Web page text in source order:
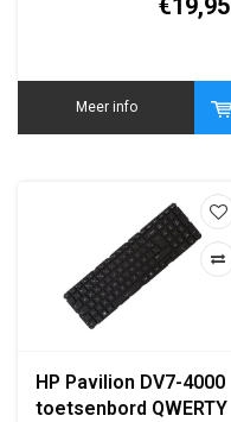
€19,95
Meer info
HP Pavilion DV7-4000
toetsenbord QWERTY